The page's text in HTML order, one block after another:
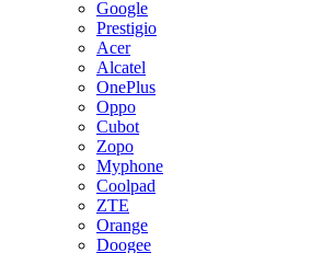
Google
Prestigio
Acer
Alcatel
OnePlus
Oppo
Cubot
Zopo
Myphone
Coolpad
ZTE
Orange
Doogee